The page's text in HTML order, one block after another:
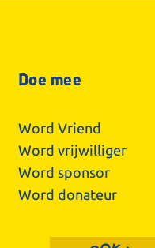
Doe mee
Word Vriend
Word vrijwilliger
Word sponsor
Word donateur